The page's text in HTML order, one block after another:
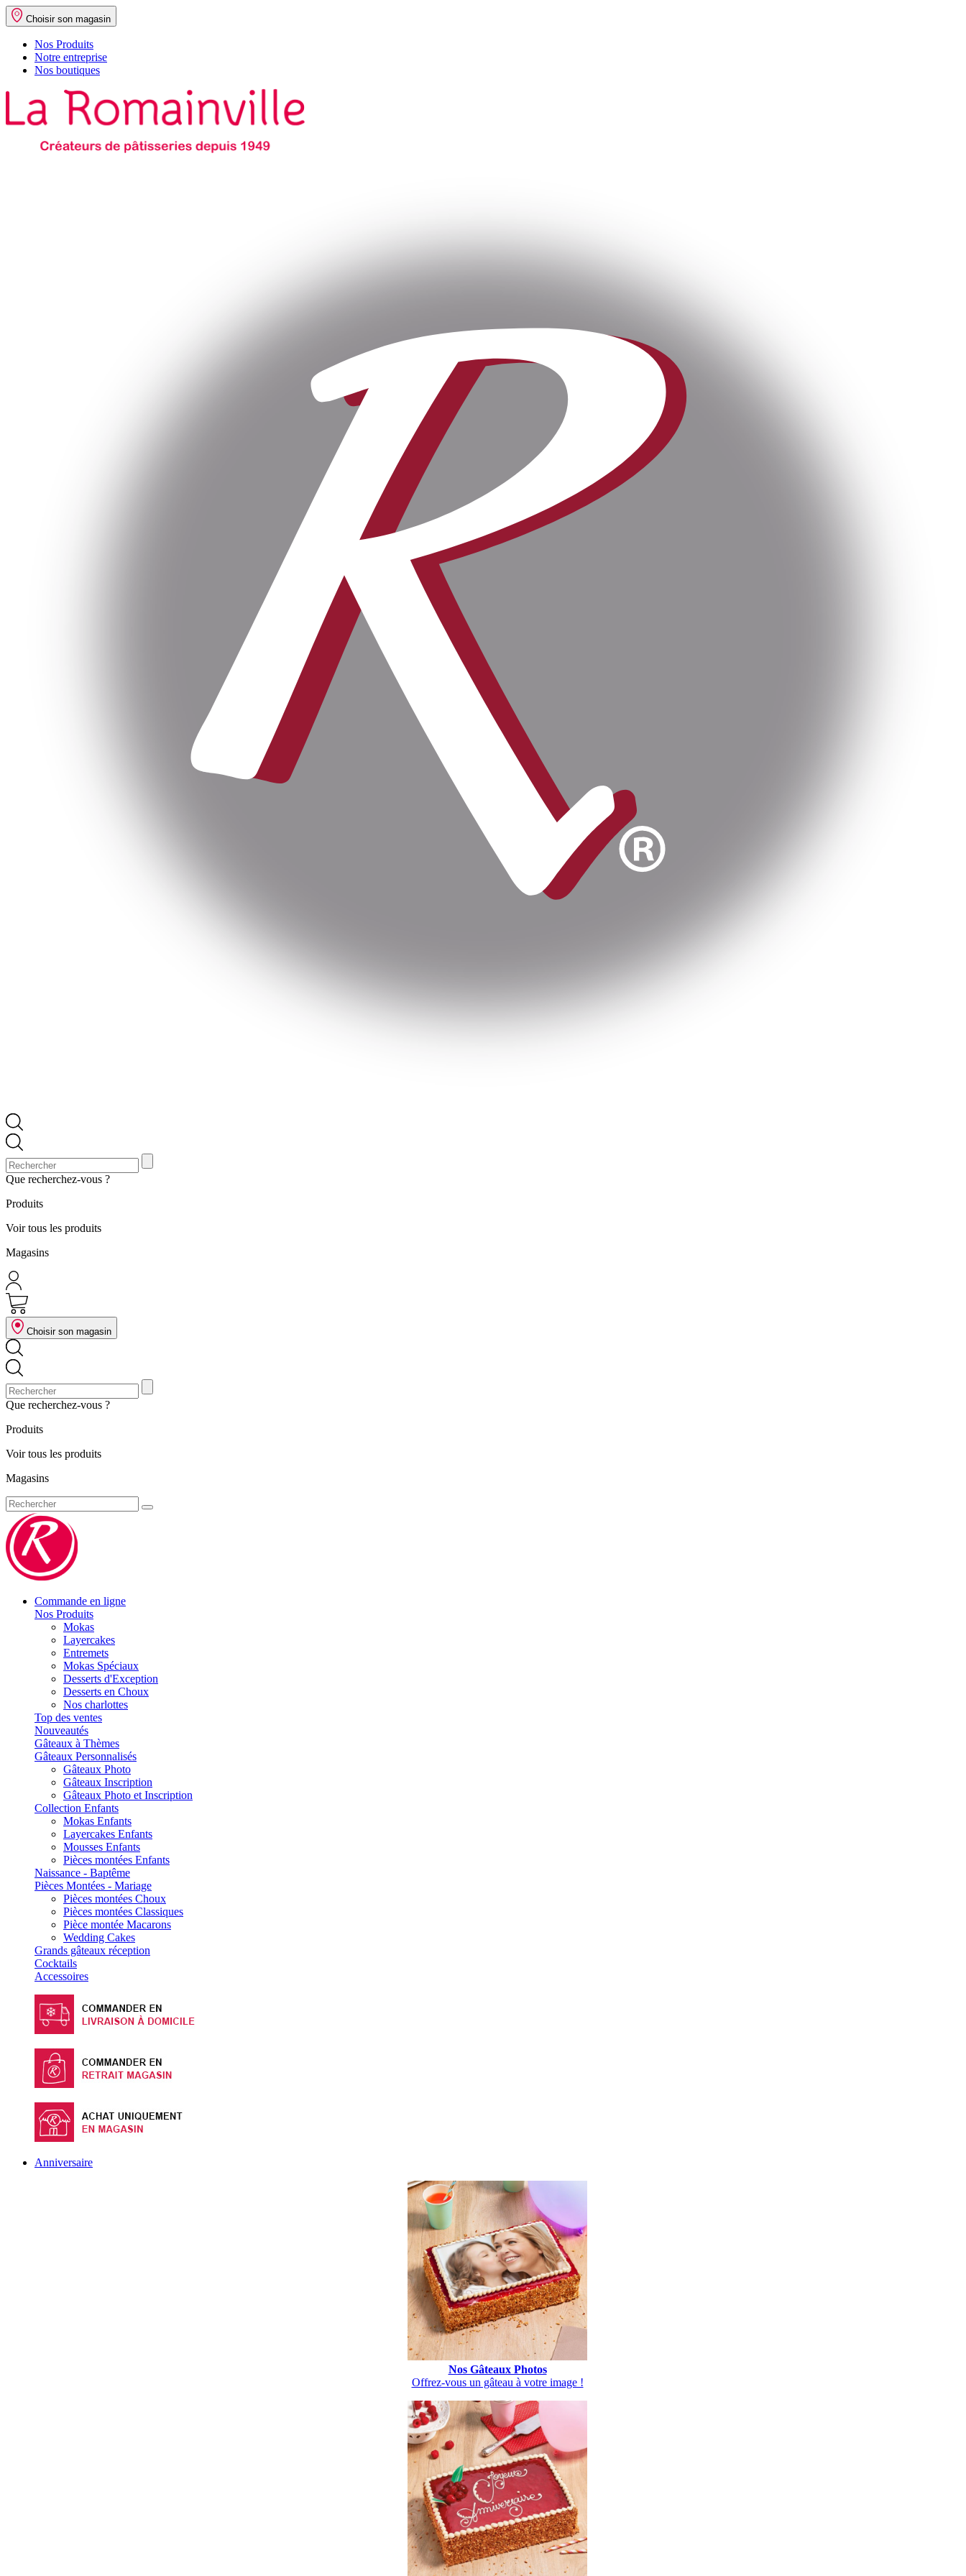
Choisir son magasin
Nos Produits
Notre entreprise
Nos boutiques
Que recherchez-vous ?
Produits
Voir tous les produits
Magasins
Choisir son magasin
Que recherchez-vous ?
Produits
Voir tous les produits
Magasins
Commande en ligne
Nos Produits
Mokas
Layercakes
Entremets
Mokas Spéciaux
Desserts d'Exception
Desserts en Choux
Nos charlottes
Top des ventes
Nouveautés
Gâteaux à Thèmes
Gâteaux Personnalisés
Gâteaux Photo
Gâteaux Inscription
Gâteaux Photo et Inscription
Collection Enfants
Mokas Enfants
Layercakes Enfants
Mousses Enfants
Pièces montées Enfants
Naissance - Baptême
Pièces Montées - Mariage
Pièces montées Choux
Pièces montées Classiques
Pièce montée Macarons
Wedding Cakes
Grands gâteaux réception
Cocktails
Accessoires
Anniversaire
Nos Gâteaux Photos
Offrez-vous un gâteau à votre image !